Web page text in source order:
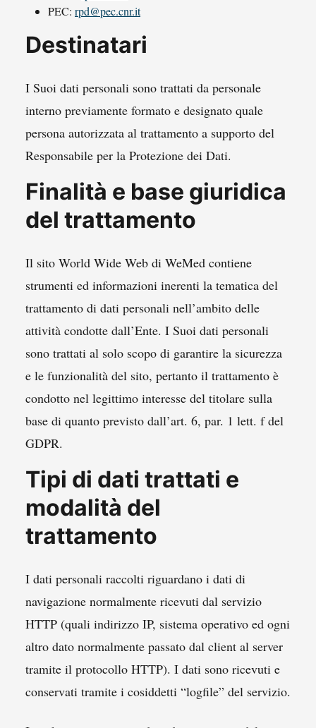
PEC: rpd@pec.cnr.it
Destinatari
I Suoi dati personali sono trattati da personale
interno previamente formato e designato quale
persona autorizzata al trattamento a supporto del
Responsabile per la Protezione dei Dati.
Finalità e base giuridica
del trattamento
Il sito World Wide Web di WeMed contiene
strumenti ed informazioni inerenti la tematica del
trattamento di dati personali nell’ambito delle
attività condotte dall’Ente. I Suoi dati personali
sono trattati al solo scopo di garantire la sicurezza
e le funzionalità del sito, pertanto il trattamento è
condotto nel legittimo interesse del titolare sulla
base di quanto previsto dall’art. 6, par. 1 lett. f del
GDPR.
Tipi di dati trattati e
modalità del
trattamento
I dati personali raccolti riguardano i dati di
navigazione normalmente ricevuti dal servizio
HTTP (quali indirizzo IP, sistema operativo ed ogni
altro dato normalmente passato dal client al server
tramite il protocollo HTTP). I dati sono ricevuti e
conservati tramite i cosiddetti “logfile” del servizio.